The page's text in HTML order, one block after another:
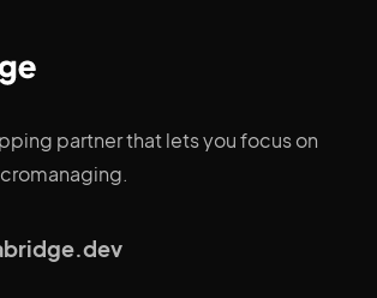
partner that lets you focus on